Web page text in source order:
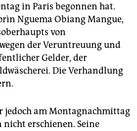
in Paris begonnen hat.
Nguema Obiang Mangue,
von
der Veruntreuung und
Gelder, der
Die Verhandlung
jedoch am Montagnachmittag
nicht erschienen. Seine